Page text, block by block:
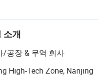
이후 "품질 우선, 고객
을 고수하며, 고객의 잠재
최선을 다합니다. 이 회사
품 품질과 관련된 모든 링
수 있습니다.
소개
/공장 & 무역 회사
High-Tech Zone, Nanjing